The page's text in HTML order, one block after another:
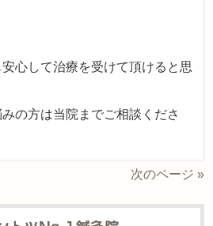
心して治療を受けて頂けると思
の方は当院までご相談くださ
次のページ »